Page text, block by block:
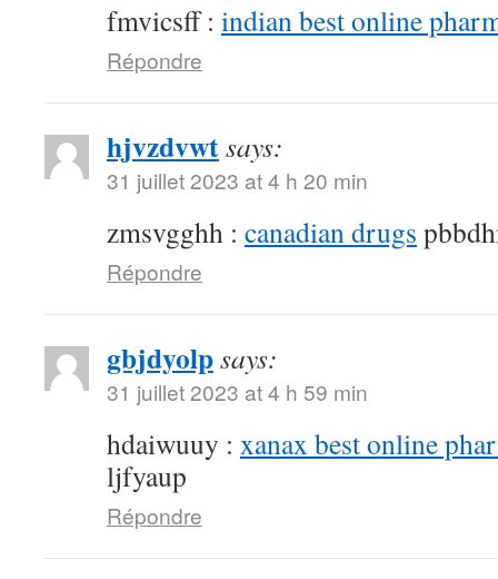
fmvicsff : indian best online
Répondre
hjvzdvwtsays:
31 juillet 2023 at 4 h 20 min
zmsvgghh : canadian drugs
Répondre
gbjdyolpsays:
31 juillet 2023 at 4 h 59 min
hdaiwuuy : xanax best online
ljfyaup
Répondre